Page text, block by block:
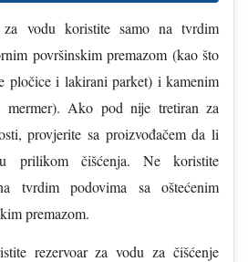
vodu koristite samo na tvrdim
površinskim premazom (kao što
pločice i lakirani parket) i kamenim
mermer). Ako pod nije tretiran za
provjerite sa proizvođačem da li
prilikom čišćenja. Ne koristite
tvrdim podovima sa oštećenim
premazom.
rezervoar za vodu za čišćenje